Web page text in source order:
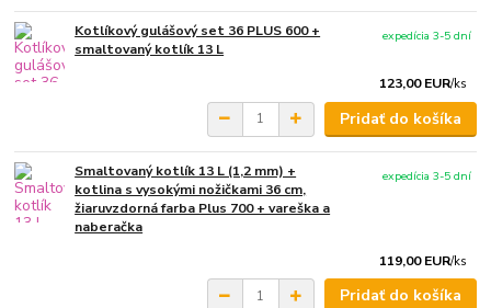
Kotlíkový gulášový set 36 PLUS 600 +
smaltovaný kotlík 13 L
123,00 EUR/ks
expedícia 3-5 dní
Pridať do košíka
Smaltovaný kotlík 13 L (1,2 mm) +
kotlina s vysokými nožičkami 36 cm,
žiaruvzdorná farba Plus 700 + vareška a
naberačka
119,00 EUR/ks
expedícia 3-5 dní
Pridať do košíka